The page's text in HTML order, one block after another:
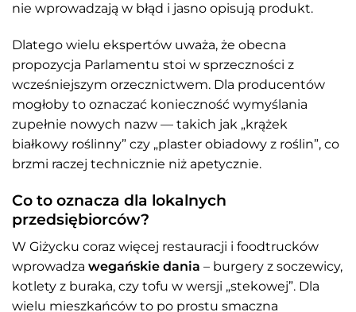
nie wprowadzają w błąd i jasno opisują produkt.
Dlatego wielu ekspertów uważa, że obecna
propozycja Parlamentu stoi w sprzeczności z
wcześniejszym orzecznictwem. Dla producentów
mogłoby to oznaczać konieczność wymyślania
zupełnie nowych nazw — takich jak „krążek
białkowy roślinny” czy „plaster obiadowy z roślin”, co
brzmi raczej technicznie niż apetycznie.
Co to oznacza dla lokalnych
przedsiębiorców?
W Giżycku coraz więcej restauracji i foodtrucków
wprowadza wegańskie dania – burgery z soczewicy,
kotlety z buraka, czy tofu w wersji „stekowej”. Dla
wielu mieszkańców to po prostu smaczna